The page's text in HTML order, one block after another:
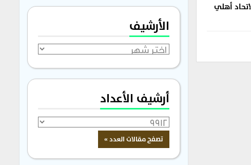
أهلي
الأرشيف
الأرشيف
أرشيف الأعداد